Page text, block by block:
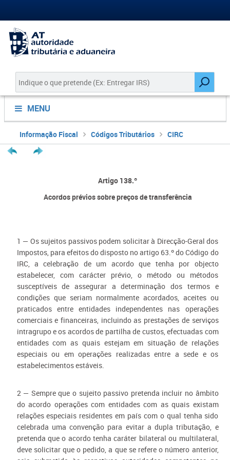
MENU
Informação Fiscal Códigos Tributários CIRC
Artigo 138.º
Acordos prévios sobre preços de transferência
1 — Os sujeitos passivos podem solicitar à Direcção-Geral dos
Impostos, para efeitos do disposto no artigo 63.º do Código do
IRC, a celebração de um acordo que tenha por objecto
estabelecer, com carácter prévio, o método ou métodos
susceptíveis de assegurar a determinação dos termos e
condições que seriam normalmente acordados, aceites ou
praticados entre entidades independentes nas operações
comerciais e financeiras, incluindo as prestações de serviços
intragrupo e os acordos de partilha de custos, efectuadas com
entidades com as quais estejam em situação de relações
especiais ou em operações realizadas entre a sede e os
estabelecimentos estáveis.
2 — Sempre que o sujeito passivo pretenda incluir no âmbito
do acordo operações com entidades com as quais existam
relações especiais residentes em país com o qual tenha sido
celebrada uma convenção para evitar a dupla tributação, e
pretenda que o acordo tenha caráter bilateral ou multilateral,
deve solicitar que o pedido, a que se refere o número anterior,